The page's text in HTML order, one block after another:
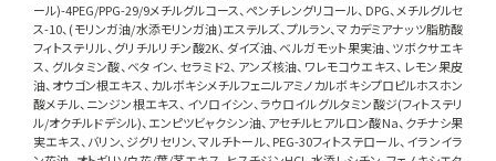
ール)-4PEG/PPG-29/9メチルグルコース、ペンチレングリコール、DPG、メチルグルセ
ス-10、(モリンガ油/水添モリンガ油)エステルズ、プルラン、マカデミアナッツ脂肪酸
フィトステリル、グリチルリチン酸2K、ダイズ油、ベルガモット果実油、ツボクサエキ
ス、グルタミン酸、ベタイン、セラミド2、アンズ核油、ワレモコウエキス、レモン果皮
油、オウゴン根エキス、カルボキシメチルフェニルアミノカルボキシプロピルホスホン
酸メチル、ニンジン根エキス、イソロイシン、ラウロイルグルタミン酸ジ(フィトステリ
ル/オクチルドデシル)、エンピツビャクシン油、アセチルヒアルロン酸Na、クチナシ果
実エキス、バリン、ジグリセリン、マルチトール、PEG-30フィトステロール、イランイラ